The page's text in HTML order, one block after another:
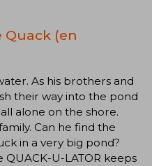
Quack (en
As his brothers and
their way into the pond
alone on the shore.
Can he find the
in a very big pond?
U-LATOR keeps